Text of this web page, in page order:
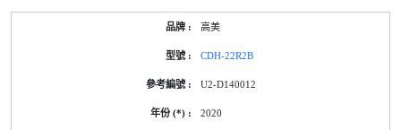
高美
CDH-22R2B
U2-D140012
2020